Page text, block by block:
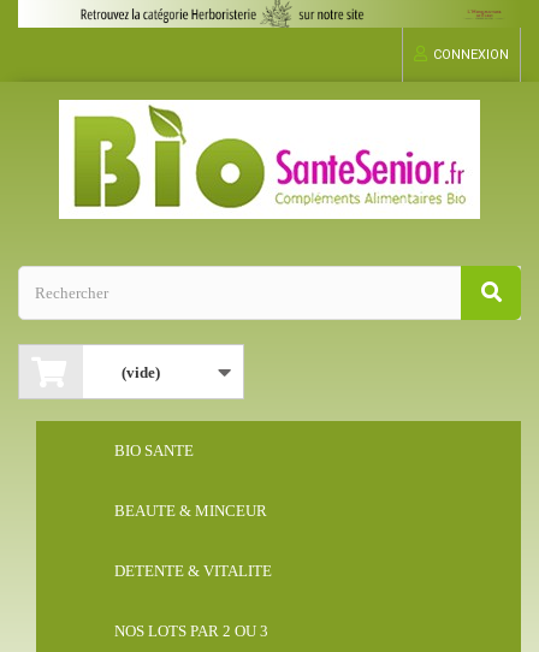
CONNEXION
(vide)
BIO SANTE
BEAUTE & MINCEUR
DETENTE & VITALITE
NOS LOTS PAR 2 OU 3